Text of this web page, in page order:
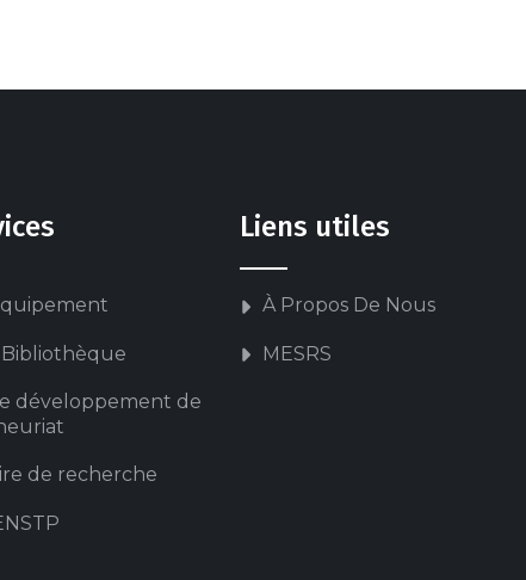
Bibliothèque
développement de
de recherche
Liens utiles
À Propos De Nous
MESRS